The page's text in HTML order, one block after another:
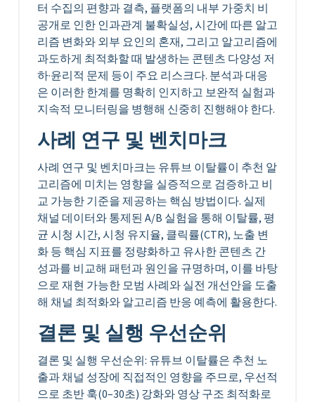
터 수집의 편향과 결측, 플랫폼의 내부 가중치 비
공개로 인한 인과관계 불확실성, 시간에 따른 알고
리즘 변화와 외부 요인의 혼재, 그리고 알고리즘에
과도하게 최적화할 때 발생하는 콘텐츠 다양성 저
하·윤리적 문제 등이 주요 리스크다. 분석과 대응
은 이러한 한계를 명확히 인지하고 보완적 실험과
지속적 모니터링을 병행해 신중히 진행해야 한다.
사례 연구 및 벤치마크
사례 연구 및 벤치마크는 유튜브 이탈률이 추천 알
고리즘에 미치는 영향을 실증적으로 검증하고 비
교 가능한 기준을 제공하는 핵심 방법이다. 실제
채널 데이터와 통제된 A/B 실험을 통해 이탈률, 평
균 시청 시간, 시청 유지율, 클릭률(CTR), 노출 변
화 등 핵심 지표를 정량화하고 유사한 콘텐츠 간
성과를 비교해 패턴과 원인을 규명하며, 이를 바탕
으로 재현 가능한 모범 사례와 실전 개선안을 도출
해 채널 최적화와 알고리즘 반응 예측에 활용한다.
결론 및 실행 우선순위
결론 및 실행 우선순위: 유튜브 이탈률은 추천 노
출과 채널 성장에 직접적인 영향을 주므로, 우선적
으로 초반 훅(0–30초) 강화와 영상 구조 최적화로